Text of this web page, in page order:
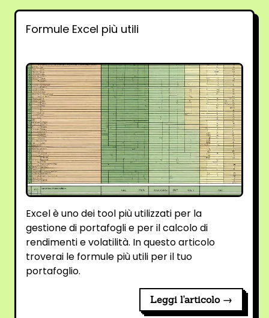
Formule Excel più utili
Excel è uno dei tool più utilizzati per la
gestione di portafogli e per il calcolo di
rendimenti e volatilità. In questo articolo
troverai le formule più utili per il tuo
portafoglio.
Leggi l'articolo →